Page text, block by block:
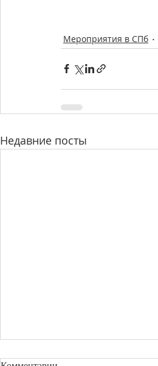
Мероприятия в СПб
Недавние посты
Требуется помощь для